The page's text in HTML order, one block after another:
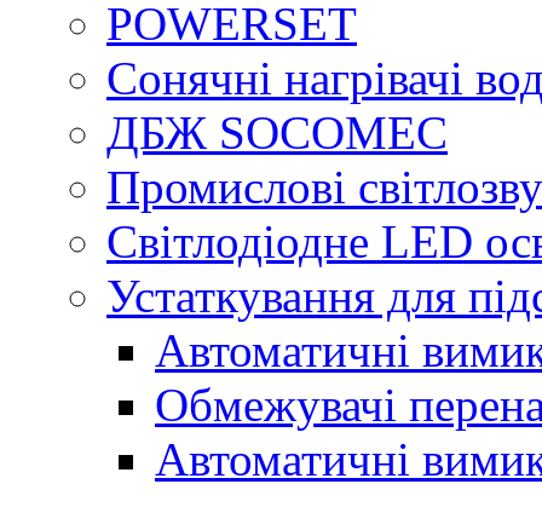
POWERSET
Сонячні нагрівачі
ДБЖ SOCOMEC
Промислові
Світлодіодне LED
Устаткування для
Автоматичні
Обмежувачі
Автоматичні